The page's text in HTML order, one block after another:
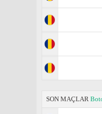
SON MAÇLAR